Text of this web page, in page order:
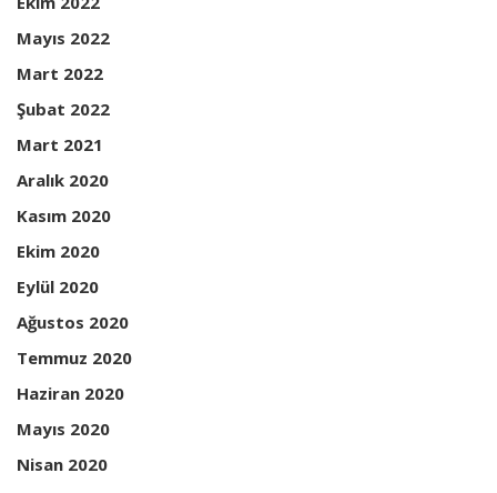
Mayıs 2022
Mart 2022
Şubat 2022
Mart 2021
Aralık 2020
Kasım 2020
Ekim 2020
Eylül 2020
Ağustos 2020
Temmuz 2020
Haziran 2020
Mayıs 2020
Nisan 2020